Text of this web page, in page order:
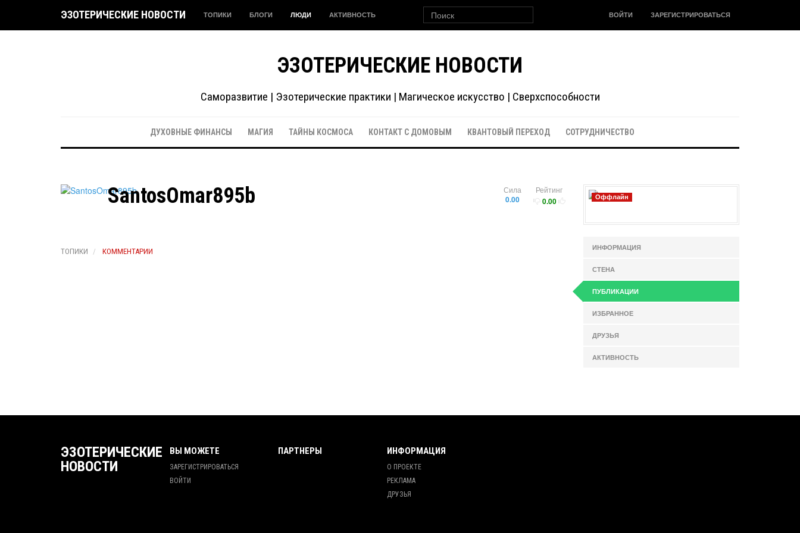
ЭЗОТЕРИЧЕСКИЕ НОВОСТИ ТОПИКИ БЛОГИ ЛЮДИ АКТИВНОСТЬ ВОЙТИ ЗАРЕГИСТРИРОВАТЬСЯ
ЭЗОТЕРИЧЕСКИЕ НОВОСТИ
Саморазвитие | Эзотерические практики | Магическое искусство | Сверхспособности
ДУХОВНЫЕ ФИНАНСЫ МАГИЯ ТАЙНЫ КОСМОСА КОНТАКТ С ДОМОВЫМ КВАНТОВЫЙ ПЕРЕХОД СОТРУДНИЧЕСТВО
Рейтинг
0.00
Сила
0.00
SantosOmar895b
ТОПИКИ КОММЕНТАРИИ
Оффлайн
ИНФОРМАЦИЯ
СТЕНА
ПУБЛИКАЦИИ
ИЗБРАННОЕ
ДРУЗЬЯ
АКТИВНОСТЬ
ЭЗОТЕРИЧЕСКИЕ
НОВОСТИ
ВЫ МОЖЕТЕ
ЗАРЕГИСТРИРОВАТЬСЯ
ВОЙТИ
ПАРТНЕРЫ ИНФОРМАЦИЯ
О ПРОЕКТЕ
РЕКЛАМА
ДРУЗЬЯ